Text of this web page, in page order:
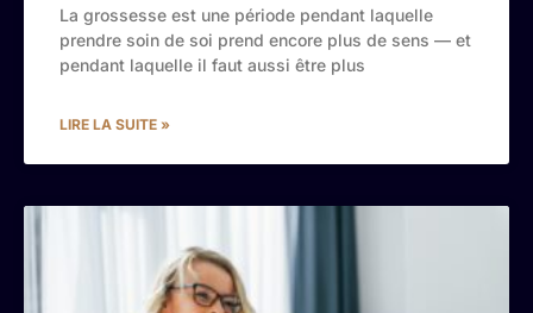
La grossesse est une période pendant laquelle
prendre soin de soi prend encore plus de sens — et
pendant laquelle il faut aussi être plus
LIRE LA SUITE »